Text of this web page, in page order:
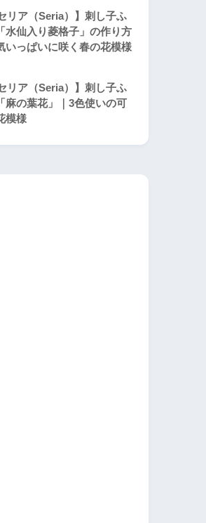
セリア（Seria）】刺し子ふ
水仙入り菱格子」の作り方
いっぱいに咲く春の花模様
セリア（Seria）】刺し子ふ
麻の葉花」｜3色使いの可
模様